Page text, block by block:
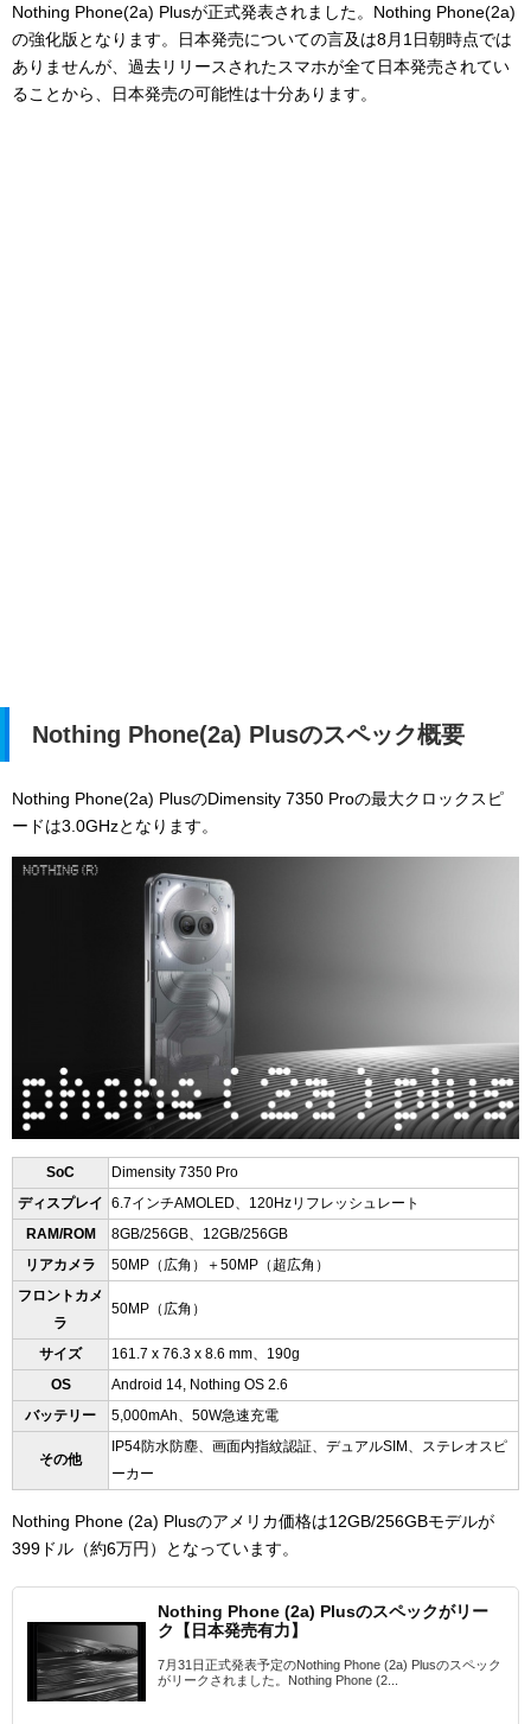
Nothing Phone(2a) Plusが正式発表されました。Nothing Phone(2a)
の強化版となります。日本発売についての言及は8月1日朝時点では
ありませんが、過去リリースされたスマホが全て日本発売されてい
ることから、日本発売の可能性は十分あります。
Nothing Phone(2a) Plusのスペック概要
Nothing Phone(2a) PlusのDimensity 7350 Proの最大クロックスピ
ードは3.0GHzとなります。
SoC
Dimensity 7350 Pro
ディスプレイ 6.7インチAMOLED、 120Hzリフレッシュレート
RAM/ROM
8GB/256GB、12GB/256GB
リアカメラ
50MP（広角）＋50MP（超広角）
フロントカメ
ラ
50MP（広角）
サイズ
161.7 x 76.3 x 8.6 mm、190g
OS
Android 14, Nothing OS 2.6
バッテリー
5,000mAh、50W急速充電
その他
IP54防水防塵、画面内指紋認証、 デュアルSIM、ステレオスピ
ーカー
Nothing Phone (2a) Plusのアメリカ価格は12GB/256GBモデルが
399ドル（約6万円）となっています。
Nothing Phone (2a) Plusのスペックがリー
ク【日本発売有力】
7月31日正式発表予定のNothing Phone (2a) Plusのスペック
がリークされました。Nothing Phone (2...